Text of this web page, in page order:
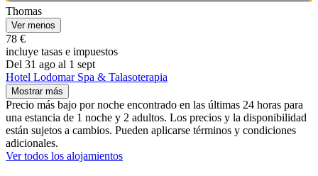
Thomas
Ver menos
78 €
incluye tasas e impuestos
Del 31 ago al 1 sept
Hotel Lodomar Spa & Talasoterapia
Mostrar más
Precio más bajo por noche encontrado en las últimas 24 horas para
una estancia de 1 noche y 2 adultos. Los precios y la disponibilidad
están sujetos a cambios. Pueden aplicarse términos y condiciones
adicionales.
Ver todos los alojamientos